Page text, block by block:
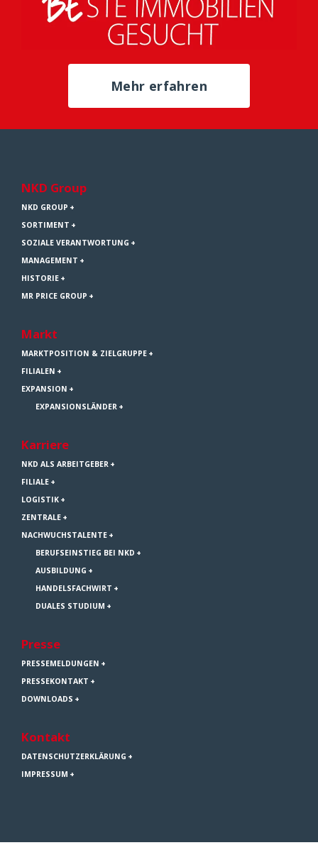
Mehr erfahren
NKD Group
NKD GROUP
SORTIMENT
SOZIALE VERANTWORTUNG
MANAGEMENT
HISTORIE
MR PRICE GROUP
Markt
MARKTPOSITION & ZIELGRUPPE
FILIALEN
EXPANSION
EXPANSIONSLÄNDER
Karriere
NKD ALS ARBEITGEBER
FILIALE
LOGISTIK
ZENTRALE
NACHWUCHSTALENTE
BERUFSEINSTIEG BEI NKD
AUSBILDUNG
HANDELSFACHWIRT
DUALES STUDIUM
Presse
PRESSEMELDUNGEN
PRESSEKONTAKT
DOWNLOADS
Kontakt
DATENSCHUTZERKLÄRUNG
IMPRESSUM